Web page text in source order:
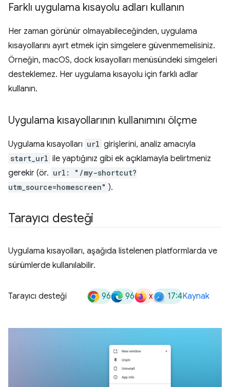
Farklı uygulama kısayolu adları kullanın
Her zaman görünür olmayabileceğinden, uygulama
kısayollarını ayırt etmek için simgelere güvenmemelisiniz.
Örneğin, macOS, dock kısayolları menüsündeki simgeleri
desteklemez. Her uygulama kısayolu için farklı adlar
kullanın.
Uygulama kısayollarının kullanımını ölçme
Uygulama kısayolları url girişlerini, analiz amacıyla
start_url ile yaptığınız gibi ek açıklamayla belirtmeniz
gerekir (ör. url: "/my-shortcut?
utm_source=homescreen" ).
Tarayıcı desteği
Uygulama kısayolları, aşağıda listelenen platformlarda ve
sürümlerde kullanılabilir.
Tarayıcı desteği 96 96 x 17:4Kaynak